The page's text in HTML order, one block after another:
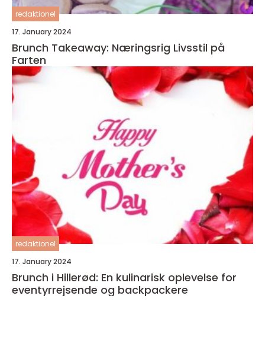
redaktionel
17. January 2024
Brunch Takeaway: Næringsrig Livsstil på
Farten
redaktionel
17. January 2024
Brunch i Hillerød: En kulinarisk oplevelse for
eventyrrejsende og backpackere